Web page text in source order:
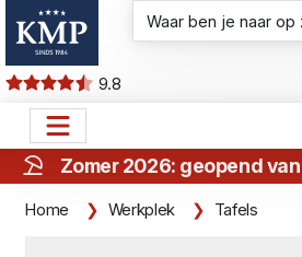
9.8
Zomer 2026: geopend
Home Werkplek Tafels